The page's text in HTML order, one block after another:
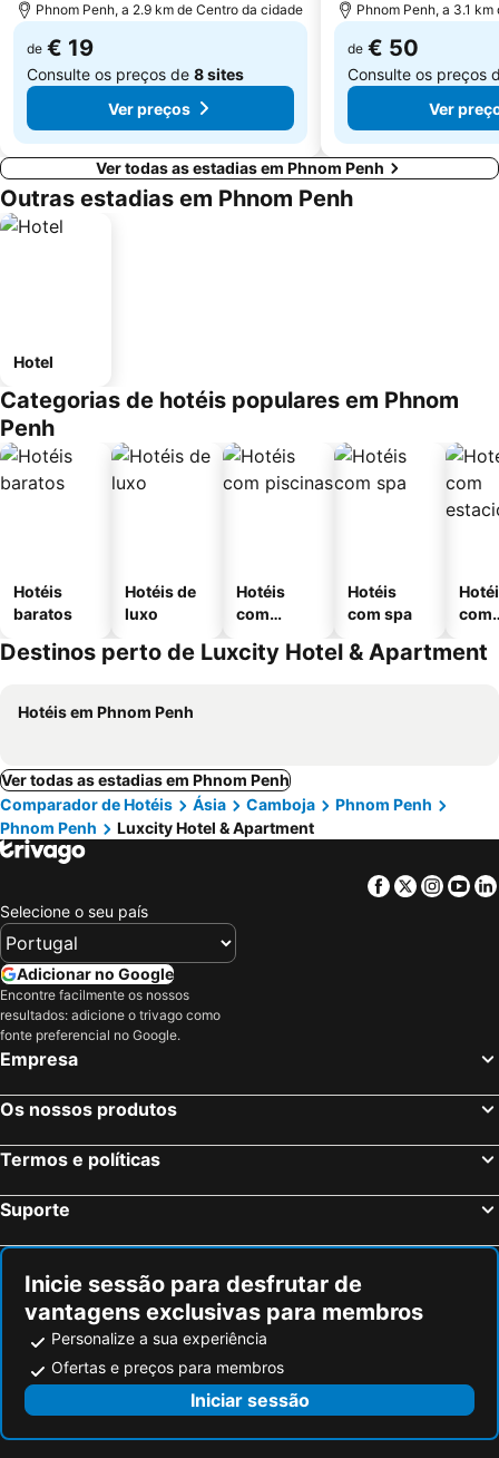
Phnom Penh, a 2.9 km de Centro da cidade
de € 19
Consulte os preços de 8 sites
Ver preços
Phnom Penh, a 3.1
de € 50
Consulte os preços
Ver
Ver todas as estadias em Phnom Penh
Outras estadias em Phnom Penh
Hotel
Categorias de hotéis populares em Phnom
Penh
Hotéis
baratos
Hotéis de
luxo
Hotéis
com
Hotéis
com spa
com
Destinos perto de Luxcity Hotel & Apartment
Hotéis em Phnom Penh
Ver todas as estadias em Phnom Penh
Comparador de Hotéis
Ásia Camboja
Phnom Penh
Phnom Penh
Luxcity Hotel & Apartment
Facebook
Twitter
Selecione o seu país
Adicionar no Google
Encontre facilmente os nossos
resultados: adicione o trivago como
fonte preferencial no Google.
Empresa
Os nossos produtos
Termos e políticas
Suporte
Inicie sessão para desfrutar de
vantagens exclusivas para membros
Personalize a sua experiência
Ofertas e preços para membros
Iniciar sessão